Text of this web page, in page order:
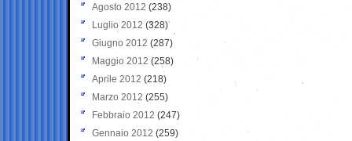
Agosto 2012 (238)
Luglio 2012 (328)
Giugno 2012 (287)
Maggio 2012 (258)
Aprile 2012 (218)
Marzo 2012 (255)
Febbraio 2012 (247)
Gennaio 2012 (259)